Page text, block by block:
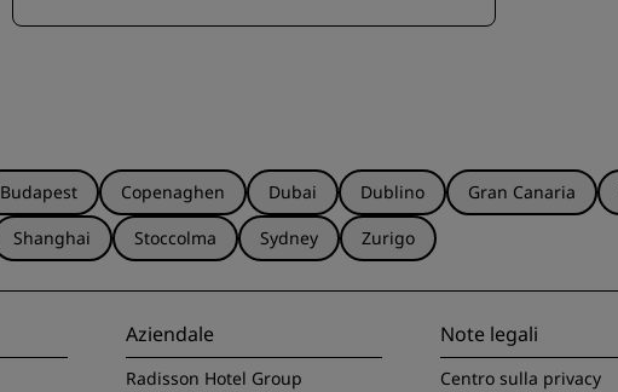
Budapest Copenaghen Dubai Dublino Gran Canaria
Shanghai Stoccolma Sydney Zurigo
Aziendale
Radisson Hotel Group
Note legali
Centro sulla privacy